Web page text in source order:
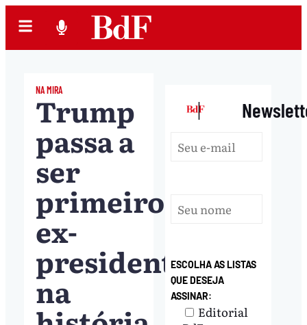
NA MIRA
Trump
passa a
ser
primeiro
ex-
presidente
na
|
ESCOLHA AS LISTAS
QUE DESEJA
ASSINAR:
Editorial